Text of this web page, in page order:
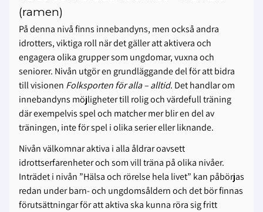
(ramen)
På denna nivå finns innebandyns, men också andra
idrotters, viktiga roll när det gäller att aktivera och
engagera olika grupper som ungdomar, vuxna och
seniorer. Nivån utgör en grundläggande del för att bidra
till visionen Folksporten för alla – alltid. Det handlar om
innebandyns möjligheter till rolig och värdefull träning
där exempelvis spel och matcher mer blir en del av
träningen, inte för spel i olika serier eller liknande.
Nivån välkomnar aktiva i alla åldrar oavsett
idrottserfarenheter och som vill träna på olika nivåer.
Inträdet i nivån ”Hälsa och rörelse hela livet” kan påbörjas
redan under barn- och ungdomsåldern och det bör finnas
förutsättningar för att aktiva ska kunna röra sig fritt